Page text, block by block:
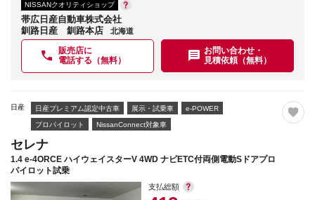
NISSANクオリティショップ
帯広日産自動車株式会社
釧路日産 釧路本店
北海道
販売店に
電話する（無料）
お問い合わせ・
見積依頼（無料）
日産 日産プレミアム認定中古車 展示・試乗車 e-POWER
プロパイロット NissanConnect対象車
セレナ
1.4 e-4ORCE ハイウェイスターV 4WD ナビETC付両側電動Sドアプロ
パイロット試乗
支払総額